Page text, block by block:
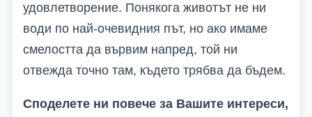
удовлетворение. Понякога животът не ни
води по най-очевидния път, но ако имаме
смелостта да вървим напред, той ни
отвежда точно там, където трябва да бъдем.
Споделете ни повече за Вашите интереси,